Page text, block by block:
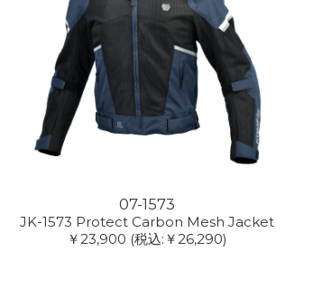
07-1573
JK-1573 Protect Carbon Mesh Jacket
￥23,900 (税込:￥26,290)